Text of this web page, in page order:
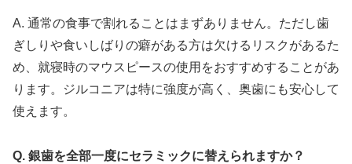
A. 通常の食事で割れることはまずありません。ただし歯
ぎしりや食いしばりの癖がある方は欠けるリスクがあるた
め、就寝時のマウスピースの使用をおすすめすることがあ
ります。ジルコニアは特に強度が高く、奥歯にも安心して
使えます。
Q. 銀歯を全部一度にセラミックに替えられますか？